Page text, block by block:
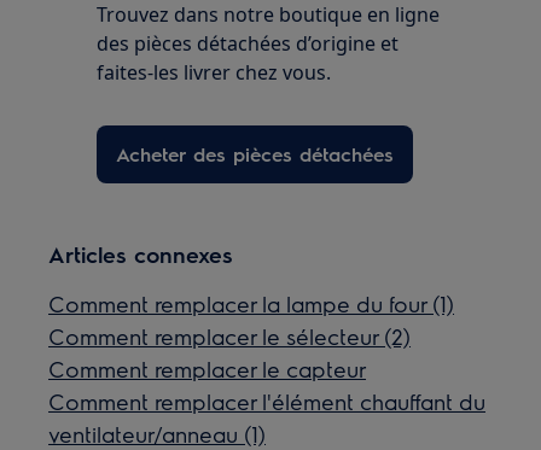
Trouvez dans notre boutique en ligne
des pièces détachées d’origine et
faites-les livrer chez vous.
Acheter des pièces détachées
Articles connexes
Comment remplacer la lampe du four (1)
Comment remplacer le sélecteur (2)
Comment remplacer le capteur
Comment remplacer l'élément chauffant du
ventilateur/anneau (1)